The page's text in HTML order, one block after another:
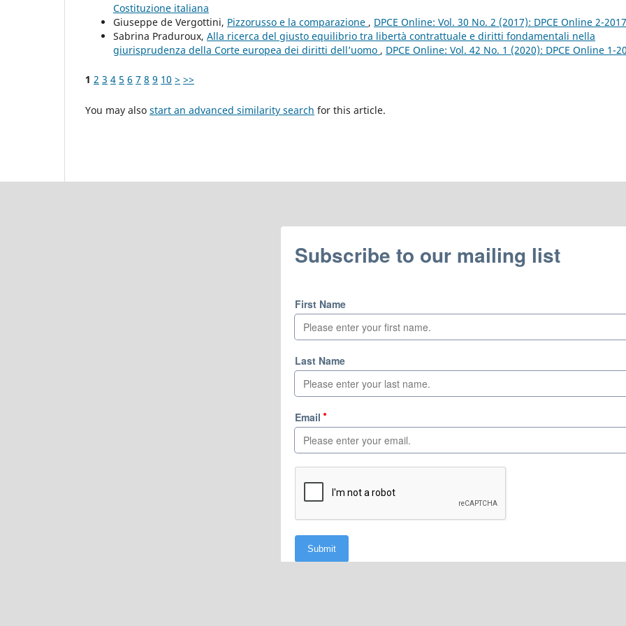
Costituzione italiana
Giuseppe de Vergottini, Pizzorusso e la comparazione , DPCE Online: Vol. 30 No. 2 (2017): DPCE Online 2-2017
Sabrina Praduroux, Alla ricerca del giusto equilibrio tra libertà contrattuale e diritti fondamentali nella
giurisprudenza della Corte europea dei diritti dell’uomo , DPCE Online: Vol. 42 No. 1 (2020): DPCE Online 1-
1 2 3 4 5 6 7 8 9 10 > >>
You may also start an advanced similarity search for this article.